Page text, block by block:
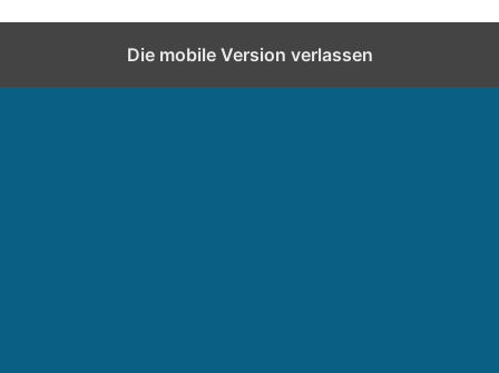
Die mobile Version verlassen